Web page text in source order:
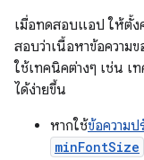
เมื่อทดสอบแอป ให้ตั้ง
สอบว่าเนื้อหาข้อความ
ใช้เทคนิคต่างๆ เช่น เ
ได้ง่ายขึ้น
หากใช้ข้อความ
minFontSize